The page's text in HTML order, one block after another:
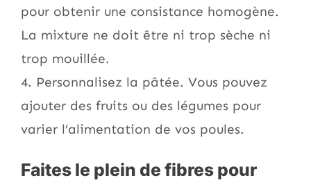
pour obtenir une consistance homogène.
La mixture ne doit être ni trop sèche ni
trop mouillée.
4. Personnalisez la pâtée. Vous pouvez
ajouter des fruits ou des légumes pour
varier l’alimentation de vos poules.
Faites le plein de fibres pour